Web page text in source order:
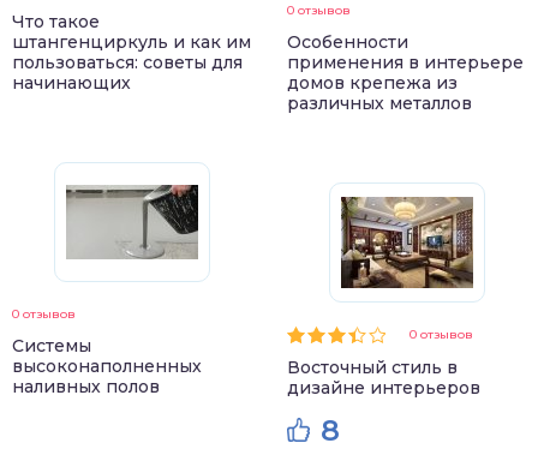
Что такое
штангенциркуль и как им
пользоваться: советы для
начинающих
0 отзывов
Системы
высоконаполненных
наливных полов
0 отзывов
Особенности
применения в интерьере
домов крепежа из
различных металлов
0 отзывов
Восточный стиль в
дизайне интерьеров
8